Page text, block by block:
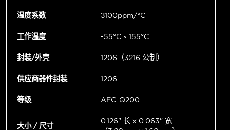
温度系数 ±100ppm/°C
工作温度 -55°C ~ 155°C
封装/外壳 1206（3216 公制）
供应商器件封装 1206
等级 AEC-Q200
大小 / 尺寸
0.126" 长 x 0.063" 宽